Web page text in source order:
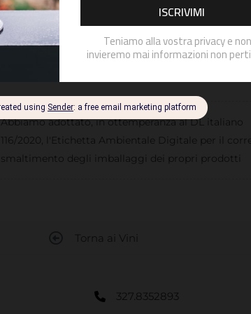
Abbiamo adottato, in ottemperanza al DL italiano
116/2020, l'Etichetta Ambientale Digitale per il
smaltimento degli imballaggi dei propri prodotti
Torna ai Vini
327.8352893